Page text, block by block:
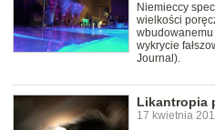
Niemieccy
wielkości
wykrycie
Journal).
Likantropia
17 kwietnia